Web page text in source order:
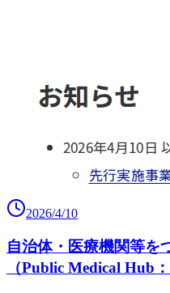
2026/4/10
自治体・医療機関等を
（Public Medical Hub